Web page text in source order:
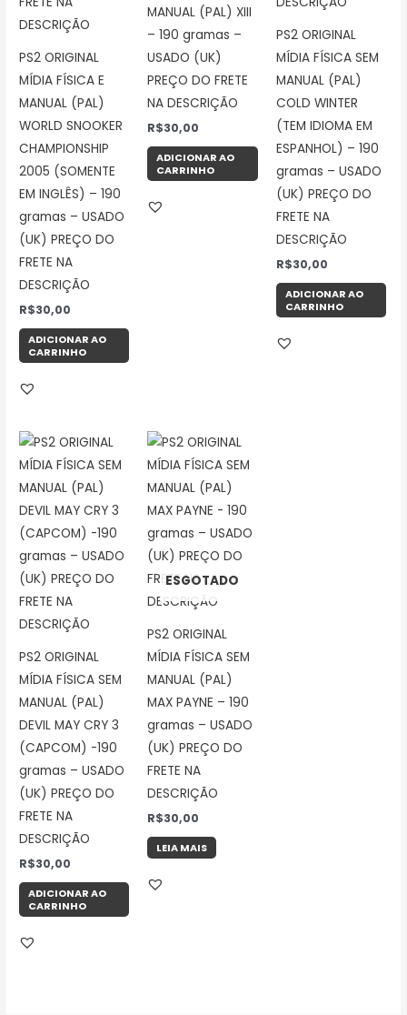
PS2 ORIGINAL
MÍDIA FÍSICA E
MANUAL (PAL)
WORLD SNOOKER
CHAMPIONSHIP
2005 (SOMENTE
EM INGLÊS) – 190
gramas – USADO
(UK) PREÇO DO
FRETE NA
DESCRIÇÃO
R$30,00
ADICIONAR AO
CARRINHO
MANUAL (PAL) XIII
– 190 gramas –
USADO (UK)
PREÇO DO FRETE
NA DESCRIÇÃO
R$30,00
ADICIONAR AO
CARRINHO
PS2 ORIGINAL
MÍDIA FÍSICA SEM
MANUAL (PAL)
COLD WINTER
(TEM IDIOMA EM
ESPANHOL) – 190
gramas – USADO
(UK) PREÇO DO
FRETE NA
DESCRIÇÃO
R$30,00
ADICIONAR AO
CARRINHO
PS2 ORIGINAL
MÍDIA FÍSICA SEM
MANUAL (PAL)
DEVIL MAY CRY 3
(CAPCOM) -190
gramas – USADO
(UK) PREÇO DO
FRETE NA
DESCRIÇÃO
R$30,00
ADICIONAR AO
CARRINHO
ESGOTADO
PS2 ORIGINAL
MÍDIA FÍSICA SEM
MANUAL (PAL)
MAX PAYNE – 190
gramas – USADO
(UK) PREÇO DO
FRETE NA
DESCRIÇÃO
R$30,00
LEIA MAIS